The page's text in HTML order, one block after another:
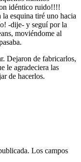
idéntico ruido!!!!
esquina tiré uno hacia
-dije- y seguí por la
moviéndome al
Dejaron de fabricarlos,
le agradeciera las
de hacerlos.
Los campos